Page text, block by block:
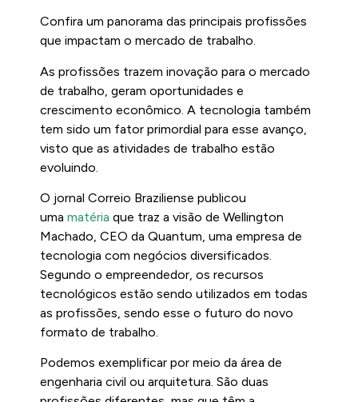
Confira um panorama das principais profissões
que impactam o mercado de trabalho.
As profissões trazem inovação para o mercado
de trabalho, geram oportunidades e
crescimento econômico. A tecnologia também
tem sido um fator primordial para esse avanço,
visto que as atividades de trabalho estão
evoluindo.
O jornal Correio Braziliense publicou
uma matéria que traz a visão de Wellington
Machado, CEO da Quantum, uma empresa de
tecnologia com negócios diversificados.
Segundo o empreendedor, os recursos
tecnológicos estão sendo utilizados em todas
as profissões, sendo esse o futuro do novo
formato de trabalho.
Podemos exemplificar por meio da área de
engenharia civil ou arquitetura. São duas